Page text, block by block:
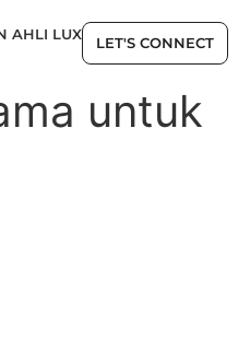
AHLI LUX
LET'S CONNECT
untuk